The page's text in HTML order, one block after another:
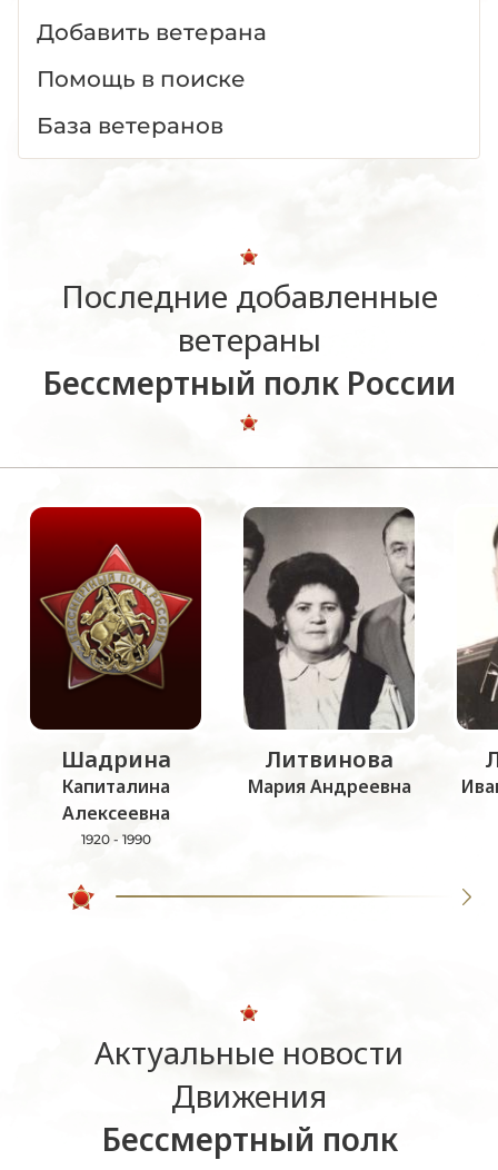
Добавить ветерана
Помощь в поиске
База ветеранов
Последние добавленные
ветераны
Бессмертный полк России
Шадрина
Капиталина
Алексеевна
1920 - 1990
Литвинова
Мария Андреевна
Актуальные новости
Движения
Бессмертный полк